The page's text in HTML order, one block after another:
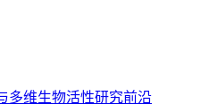
多维生物活性研究前沿